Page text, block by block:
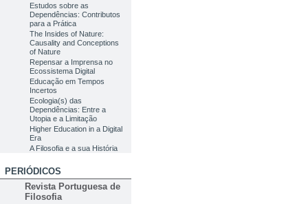
Estudos sobre as
Dependências: Contributos
para a Prática
The Insides of Nature:
Causality and Conceptions
of Nature
Repensar a Imprensa no
Ecossistema Digital
Educação em Tempos
Incertos
Ecologia(s) das
Dependências: Entre a
Utopia e a Limitação
Higher Education in a Digital
Era
A Filosofia e a sua História
PERIÓDICOS
Revista Portuguesa de
Filosofia